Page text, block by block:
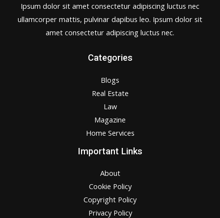
Ipsum dolor sit amet consectetur adipiscing luctus nec
ullamcorper mattis, pulvinar dapibus leo. Ipsum dolor sit
amet consectetur adipiscing luctus nec.
Categories
Blogs
Real Estate
Law
Magazine
Home Services
Important Links
About
Cookie Policy
Copyright Policy
Privacy Policy